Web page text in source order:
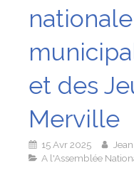
et des
Merville
15 Avr 2025
A l'Assemblée